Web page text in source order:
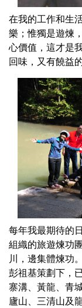
在我的工作和生
樂；惟獨是遊煉
心價值，這才是
回味，又有饒益
每年我最期待的
組織的旅遊煉功
川，邊集體煉功。
彭祖基策劃下，
寨溝、黃龍、青
廬山、三清山及